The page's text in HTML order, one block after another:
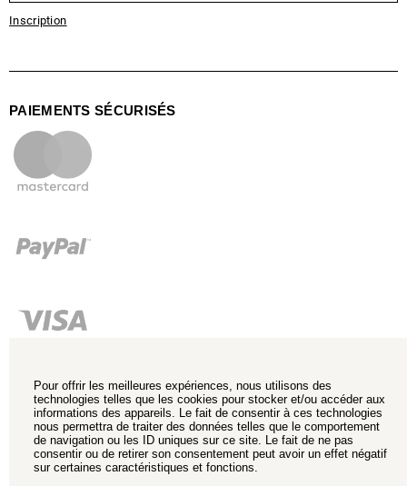
Inscription
PAIEMENTS SÉCURISÉS
Pour offrir les meilleures expériences, nous utilisons des
technologies telles que les cookies pour stocker et/ou accéder aux
informations des appareils. Le fait de consentir à ces technologies
nous permettra de traiter des données telles que le comportement
de navigation ou les ID uniques sur ce site. Le fait de ne pas
consentir ou de retirer son consentement peut avoir un effet négatif
sur certaines caractéristiques et fonctions.